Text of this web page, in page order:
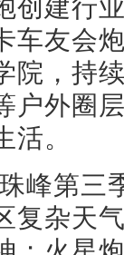
创建行
车友会
院，持
户外圈
。
峰第三
复杂天